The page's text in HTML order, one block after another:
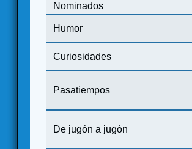
Nominados
Humor
Curiosidades
Pasatiempos
De jugón a jugón